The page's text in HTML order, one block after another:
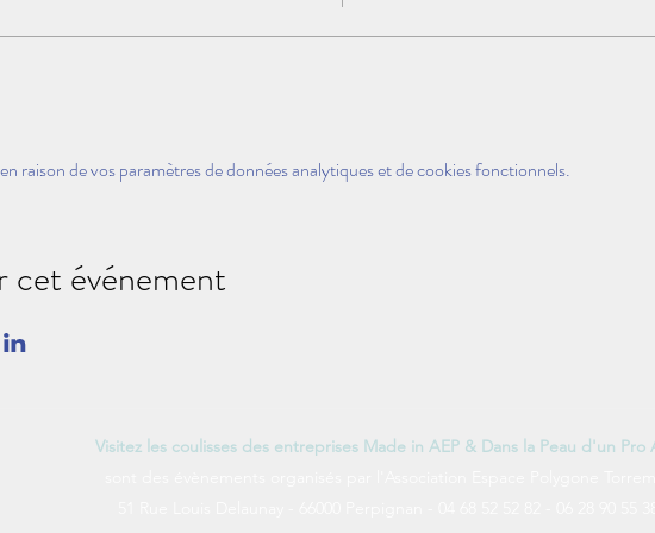
raison de vos paramètres de données analytiques et de cookies fonctionnels.
cet événement
Visitez les coulisses des entreprises Made in AEP & Dans la Peau d'un Pro